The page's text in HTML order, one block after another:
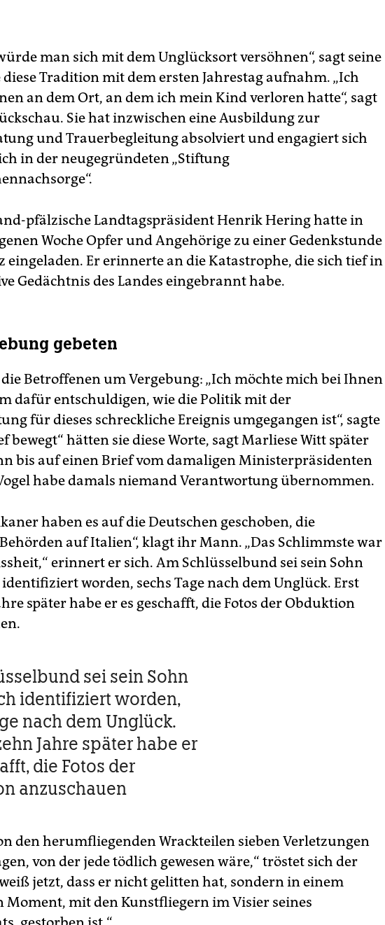
man sich mit dem Unglücksort versöhnen“, sagt seine
Tradition mit dem ersten Jahrestag aufnahm. „Ich
an dem Ort, an dem ich mein Kind verloren hatte“, sagt
Sie hat inzwischen eine Ausbildung zur
und Trauerbegleitung absolviert und engagiert sich
in der neugegründeten „Stiftung
pfälzische Landtagspräsident Henrik Hering hatte in
Woche Opfer und Angehörige zu einer Gedenkstunde
eingeladen. Er erinnerte an die Katastrophe, die sich tief in
Gedächtnis des Landes eingebrannt habe.
gebeten
Betroffenen um Vergebung: „Ich möchte mich bei Ihnen
dafür entschuldigen, wie die Politik mit der
für dieses schreckliche Ereignis umgegangen ist“, sagte
bewegt“ hätten sie diese Worte, sagt Marliese Witt später
bis auf einen Brief vom damaligen Ministerpräsidenten
habe damals niemand Verantwortung übernommen.
haben es auf die Deutschen geschoben, die
auf Italien“, klagt ihr Mann. „Das Schlimmste war
erinnert er sich. Am Schlüsselbund sei sein Sohn
worden, sechs Tage nach dem Unglück. Erst
später habe er es geschafft, die Fotos der Obduktion
sei sein Sohn
identifiziert worden,
nach dem Unglück.
Jahre später habe er
die Fotos der
anzuschauen
den herumfliegenden Wrackteilen sieben Verletzungen
von der jede tödlich gewesen wäre,“ tröstet sich der
jetzt, dass er nicht gelitten hat, sondern in einem
Moment, mit den Kunstfliegern im Visier seines